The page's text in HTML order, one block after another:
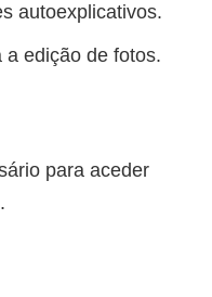
autoexplicativos.
a edição de fotos.
para aceder